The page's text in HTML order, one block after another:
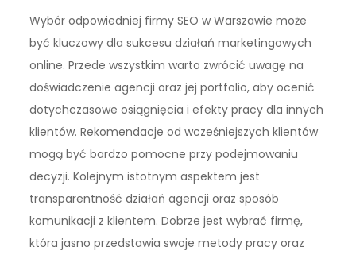
Wybór odpowiedniej firmy SEO w Warszawie może
być kluczowy dla sukcesu działań marketingowych
online. Przede wszystkim warto zwrócić uwagę na
doświadczenie agencji oraz jej portfolio, aby ocenić
dotychczasowe osiągnięcia i efekty pracy dla innych
klientów. Rekomendacje od wcześniejszych klientów
mogą być bardzo pomocne przy podejmowaniu
decyzji. Kolejnym istotnym aspektem jest
transparentność działań agencji oraz sposób
komunikacji z klientem. Dobrze jest wybrać firmę,
która jasno przedstawia swoje metody pracy oraz